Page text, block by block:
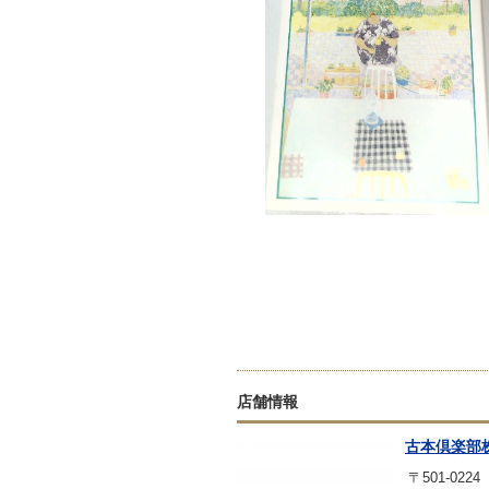
店舗情報
古本倶楽部
〒501-0224